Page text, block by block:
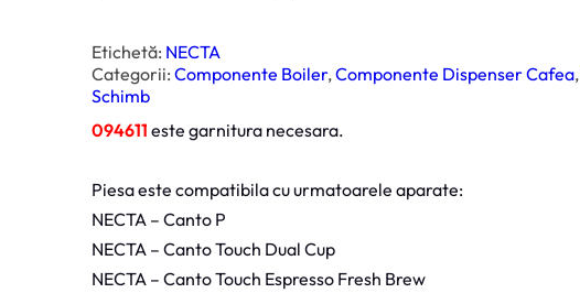
t
e
S
t
t
T
p
E
e
t
Etichetă: NECTA
Categorii: Componente Boiler, Componente Dispenser Cafea,
Schimb
094611 este garnitura necesara.
Piesa este compatibila cu urmatoarele aparate:
NECTA – Canto P
NECTA – Canto Touch Dual Cup
NECTA – Canto Touch Espresso Fresh Brew